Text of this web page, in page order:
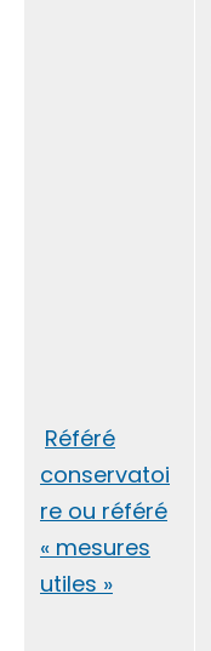
Référé
conservatoi
re ou référé
« mesures
utiles »